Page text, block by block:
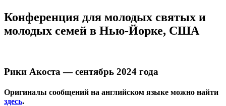
Конференция для молодых святых и
молодых семей в Нью-Йорке, США
Рики Акоста — сентябрь 2024 года
Оригиналы сообщений на английском языке можно найти
здесь.